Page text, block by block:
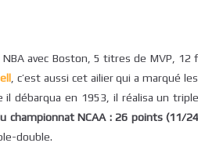
avec Boston, 5 titres de MVP,
, c’est aussi cet ailier qui a marqué
il débarqua en 1953, il réalisa un
championnat NCAA : 26 points (11/
double.